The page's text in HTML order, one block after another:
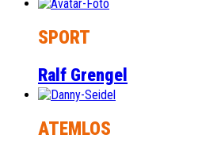
SPORT
Ralf Grengel
ATEMLOS